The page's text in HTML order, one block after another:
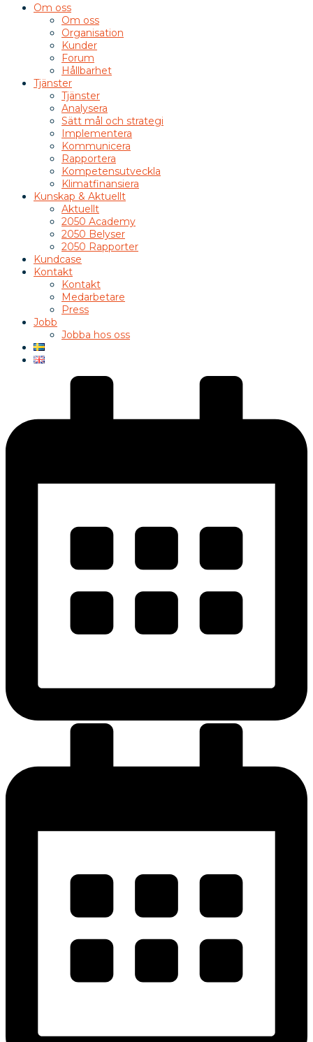
Om oss
Om oss
Organisation
Kunder
Forum
Hållbarhet
Tjänster
Tjänster
Analysera
Sätt mål och strategi
Implementera
Kommunicera
Rapportera
Kompetensutveckla
Klimatfinansiera
Kunskap & Aktuellt
Aktuellt
2050 Academy
2050 Belyser
2050 Rapporter
Kundcase
Kontakt
Kontakt
Medarbetare
Press
Jobb
Jobba hos oss